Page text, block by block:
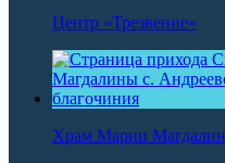
Центр «Трезвение»
Храм Марии